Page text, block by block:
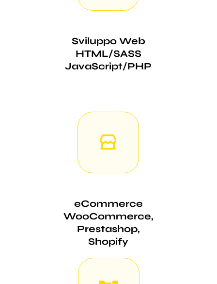
Sviluppo Web
HTML/SASS
JavaScript/PHP
eCommerce
WooCommerce,
Prestashop,
Shopify